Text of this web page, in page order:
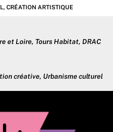
, CRÉATION ARTISTIQUE
et Loire, Tours Habitat, DRAC
créative, Urbanisme culturel